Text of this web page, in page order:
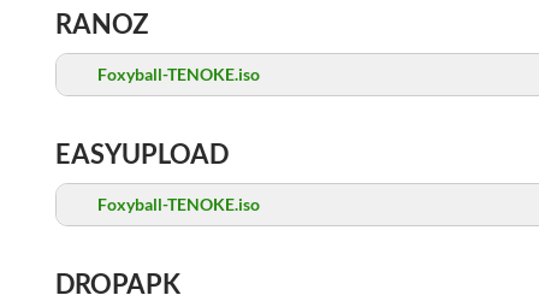
RANOZ
Foxyball-TENOKE.iso
EASYUPLOAD
Foxyball-TENOKE.iso
DROPAPK